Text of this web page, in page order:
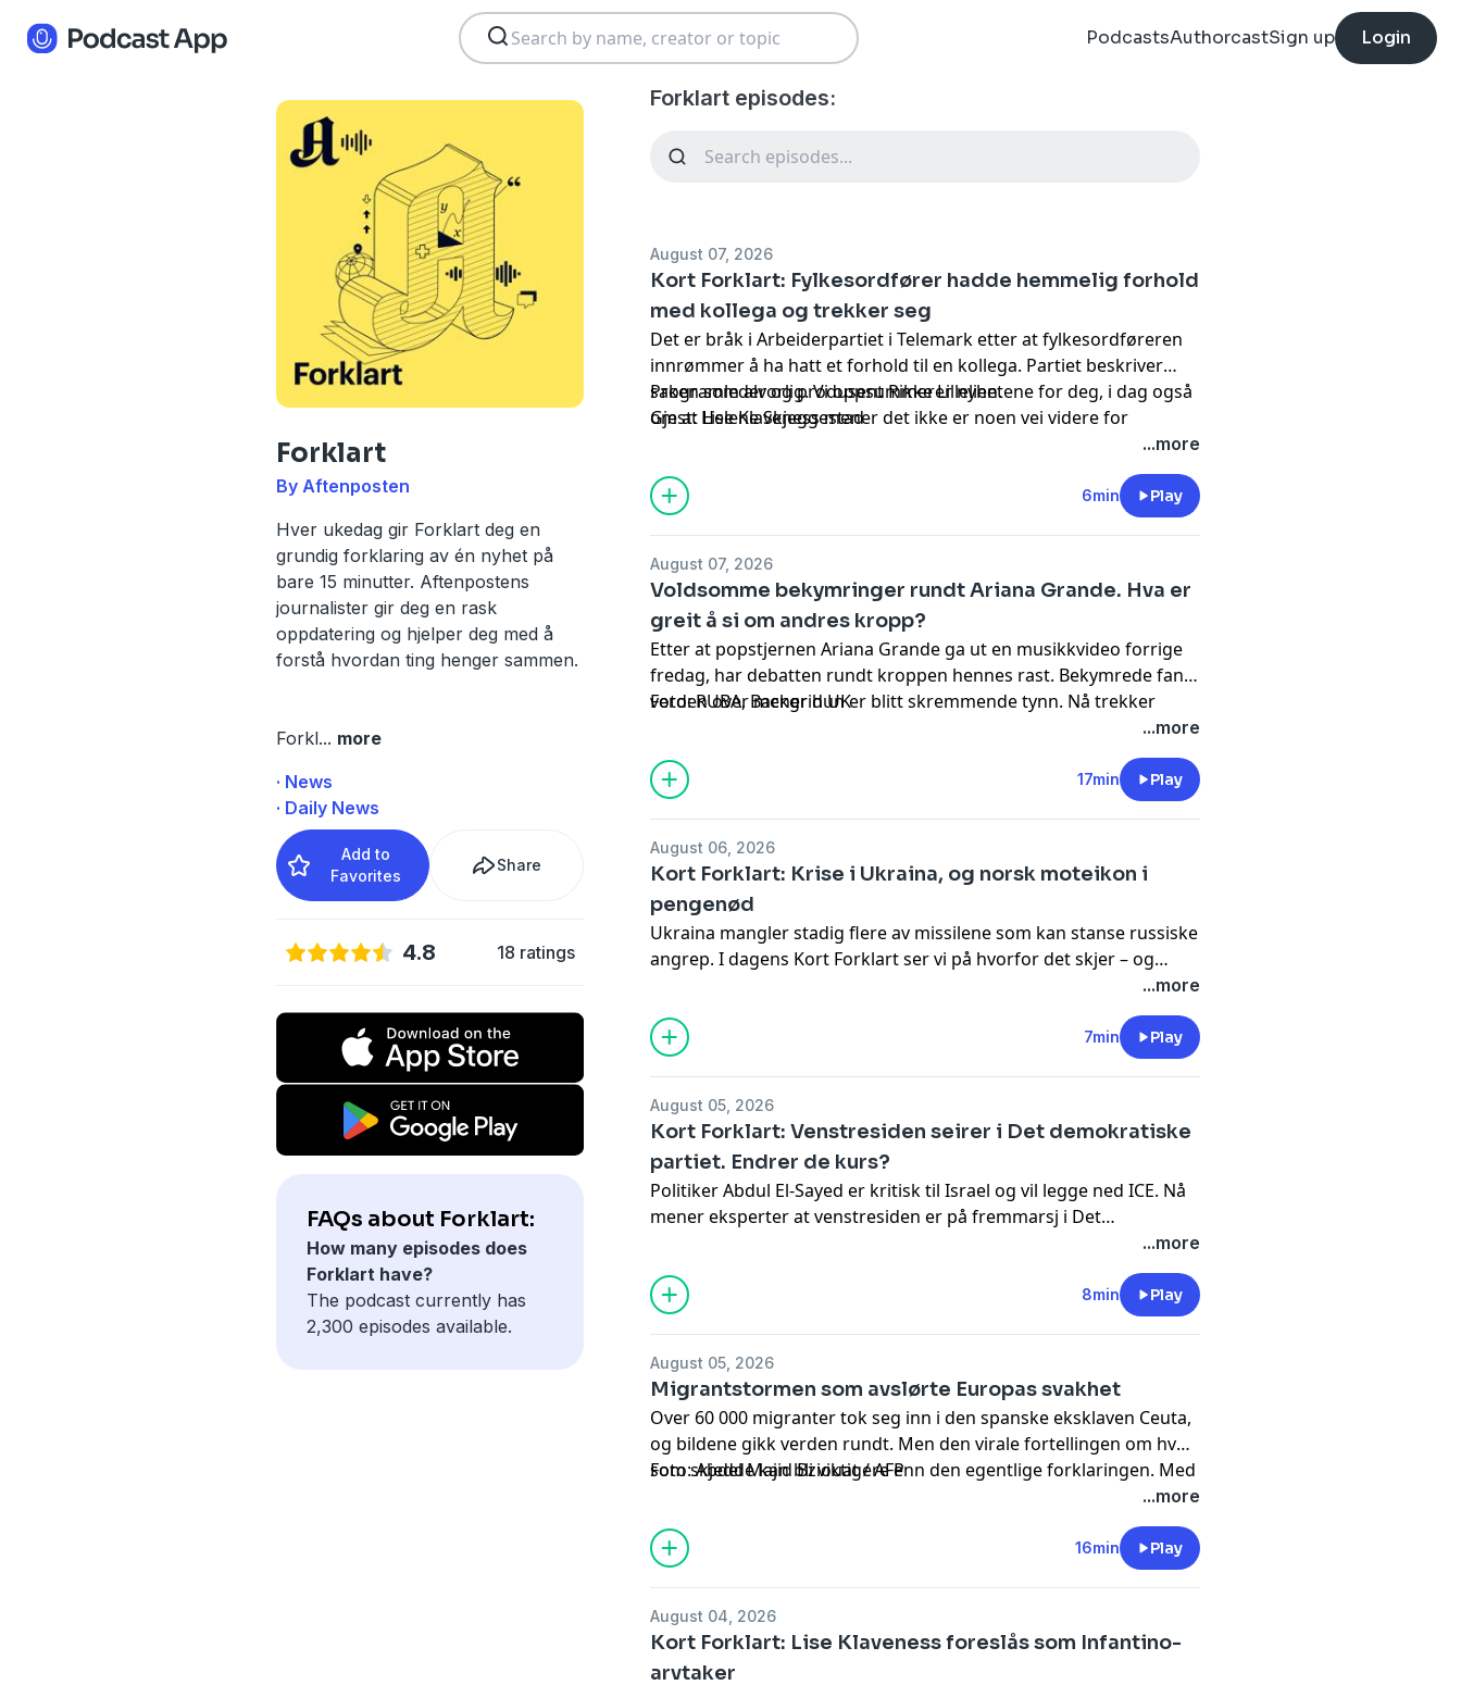
PodcastsAuthorcastSign up Login
Forklart
By Aftenposten
Hver ukedag gir Forklart deg en
grundig forklaring av én nyhet på
bare 15 minutter. Aftenpostens
journalister gir deg en rask
oppdatering og hjelper deg med å
forstå hvordan ting henger sammen.
Forkl... more
· News
· Daily News
Add to
Favorites
Share
4.8 18 ratings
FAQs about Forklart:
How many episodes does
Forklart have?
The podcast currently has
2,300 episodes available.
Forklart episodes:
August 07, 2026
Kort Forklart: Fylkesordfører hadde hemmelig forhold
med kollega og trekker seg
Det er bråk i Arbeiderpartiet i Telemark etter at fylkesordføreren
innrømmer å ha hatt et forhold til en kollega. Partiet beskriver
saken som alvorlig. Vi oppsummerer nyhetene for deg, i dag også
om at Lise Klaveness mener det ikke er noen vei videre for
Programleder og produsent Rikke Lillelien.
Gjest: Helene Skjeggestad
...more
6min Play
August 07, 2026
Voldsomme bekymringer rundt Ariana Grande. Hva er
greit å si om andres kropp?
Etter at popstjernen Ariana Grande ga ut en musikkvideo forrige
fredag, har debatten rundt kroppen hennes rast. Bekymrede fans
verden over mener hun er blitt skremmende tynn. Nå trekker
artisten seg tilbake fra rampelyset. Hva skjer når andres kropp blir
offentlig debatt, og hvordan burde vi egentlig snakke om det?
Med kulturjournalist Kristin Knutsen og forsker Line Wisting.
Foto: RUBA, Backgrid UK
...more
17min Play
August 06, 2026
Kort Forklart: Krise i Ukraina, og norsk moteikon i
pengenød
Ukraina mangler stadig flere av missilene som kan stanse russiske
angrep. I dagens Kort Forklart ser vi på hvorfor det skjer – og
hvilke konsekvenser det kan få. I tillegg snakker vi om Infantinos
krisemøte og hvorfor et av Norges mest kjente produkter er i
økonomisk trøbbel.
...more
7min Play
August 05, 2026
Kort Forklart: Venstresiden seirer i Det demokratiske
partiet. Endrer de kurs?
Politiker Abdul El-Sayed er kritisk til Israel og vil legge ned ICE. Nå
mener eksperter at venstresiden er på fremmarsj i Det
demokratiske partiet i USA. Vi oppsummerer nyhetene for deg, i
...more
8min Play
August 05, 2026
Migrantstormen som avslørte Europas svakhet
Over 60 000 migranter tok seg inn i den spanske eksklaven Ceuta,
og bildene gikk verden rundt. Men den virale fortellingen om hva
som skjedde kan bli viktigere enn den egentlige forklaringen. Med
Europa-korrespondent Pål Vegard Hagesæther og kommentator
Foto: Abdel Majid Bziouat / AFP
...more
16min Play
August 04, 2026
Kort Forklart: Lise Klaveness foreslås som Infantino-
arvtaker